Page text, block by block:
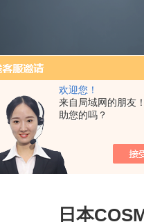
欢迎您！
来自局域网的朋友
助您的吗？
文章
日本